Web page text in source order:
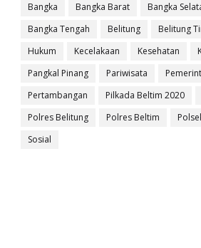
Bangka Bangka Barat
Bangka
Bangka Tengah
Belitung Belitung
Hukum
Kecelakaan Kesehatan
Pangkal Pinang
Pariwisata
Pertambangan
Pilkada Beltim 2020
Polres Belitung
Polres Beltim
Sosial